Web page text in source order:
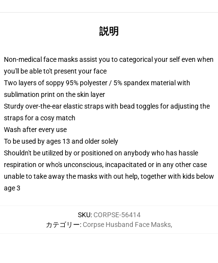
説明
Non-medical face masks assist you to categorical your self even when
you'll be able to't present your face
Two layers of soppy 95% polyester / 5% spandex material with
sublimation print on the skin layer
Sturdy over-the-ear elastic straps with bead toggles for adjusting the
straps for a cosy match
Wash after every use
To be used by ages 13 and older solely
Shouldn't be utilized by or positioned on anybody who has hassle
respiration or who's unconscious, incapacitated or in any other case
unable to take away the masks with out help, together with kids below
age 3
SKU: CORPSE-56414
カテゴリー: Corpse Husband Face Masks,